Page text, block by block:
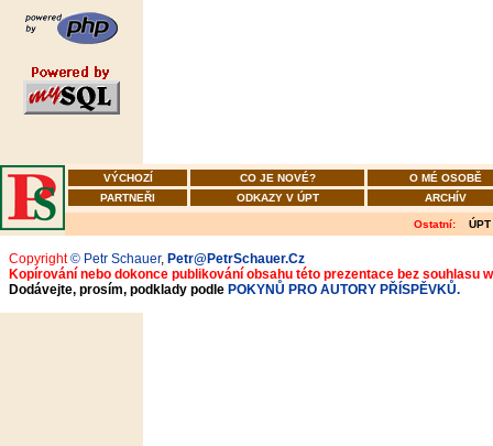
VÝCHOZÍ CO JE NOVÉ?
O MÉ OSOBĚ
PARTNEŘI
ODKAZY V ÚPT ARCHÍV
Ostatní: ÚPT
Copyright© Petr Schauer, Petr@PetrSchauer.Cz
Kopírování nebo dokonce publikování obsahu této prezentace bez souhlasu
Dodávejte, prosím, podklady podle POKYNŮ PRO AUTORY PŘÍSPĚVKŮ.